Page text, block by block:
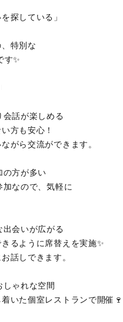
探している」
特別な
す✨
会話が楽しめる
方も安心！
がら交流ができます。
の方が多い
なので、気軽に
出会いが広がる
るように席替えを実施✨
話しできます。
しゃれな空間
いた個室レストランで開催🍷